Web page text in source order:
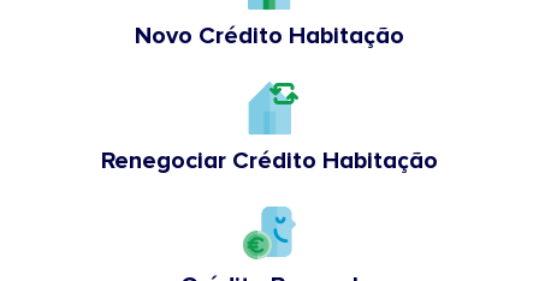
Novo Crédito Habitação
Renegociar Crédito Habitação